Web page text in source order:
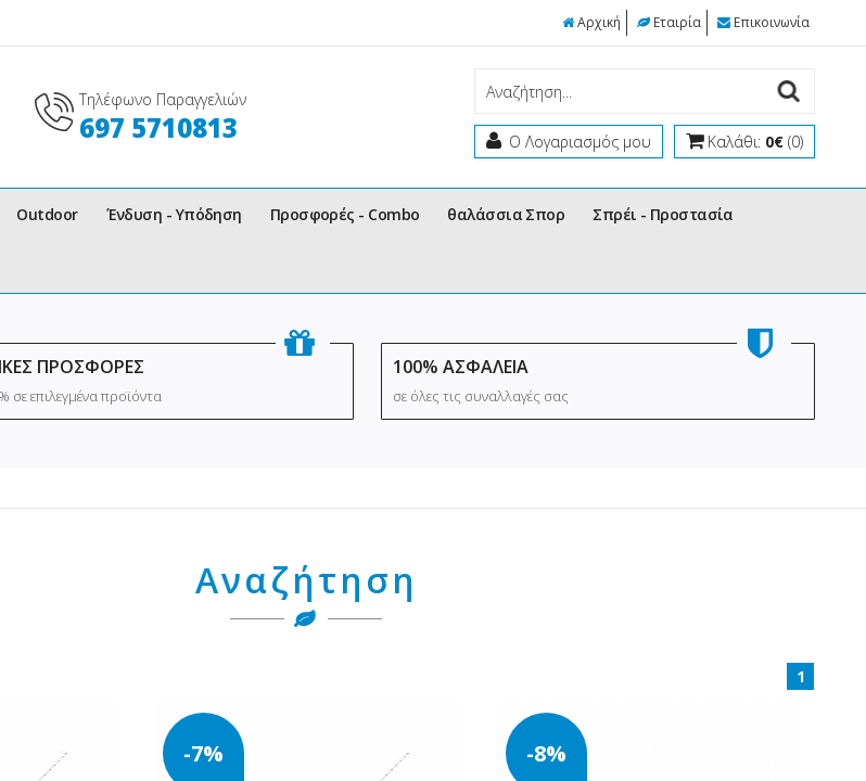
Αρχική Εταιρία Επικοινωνία
Τηλέφωνο Παραγγελιών
697 5710813 Ο Λογαριασμός μου Καλάθι: 0€ (0)
Outdoor Ένδυση - Υπόδηση Προσφορές - Combo θαλάσσια Σπορ Σπρέι - Προστασία
ΠΡΟΣΦΟΡΕΣ
σε επιλεγμένα προϊόντα
100% ΑΣΦΑΛΕΙΑ
σε όλες τις συναλλαγές σας
Αναζήτηση
1
-7% -8%